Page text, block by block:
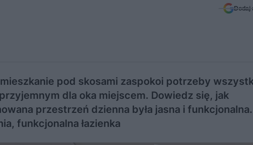
Dodaj
pod skosami zaspokoi potrzeby
dla oka miejscem. Dowiedz się, jak
przestrzeń dzienna była jasna i funkcjonalna.
funkcjonalna łazienka